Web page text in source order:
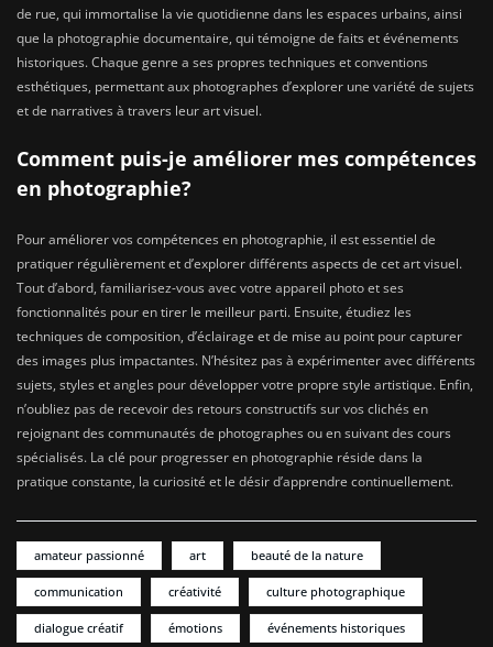
de rue, qui immortalise la vie quotidienne dans les espaces urbains, ainsi
que la photographie documentaire, qui témoigne de faits et événements
historiques. Chaque genre a ses propres techniques et conventions
esthétiques, permettant aux photographes d’explorer une variété de sujets
et de narratives à travers leur art visuel.
Comment puis-je améliorer mes compétences
en photographie?
Pour améliorer vos compétences en photographie, il est essentiel de
pratiquer régulièrement et d’explorer différents aspects de cet art visuel.
Tout d’abord, familiarisez-vous avec votre appareil photo et ses
fonctionnalités pour en tirer le meilleur parti. Ensuite, étudiez les
techniques de composition, d’éclairage et de mise au point pour capturer
des images plus impactantes. N’hésitez pas à expérimenter avec différents
sujets, styles et angles pour développer votre propre style artistique. Enfin,
n’oubliez pas de recevoir des retours constructifs sur vos clichés en
rejoignant des communautés de photographes ou en suivant des cours
spécialisés. La clé pour progresser en photographie réside dans la
pratique constante, la curiosité et le désir d’apprendre continuellement.
amateur passionné art beauté de la nature
communication créativité culture photographique
dialogue créatif émotions événements historiques